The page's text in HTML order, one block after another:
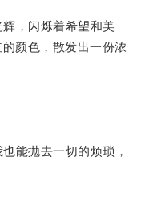
，闪烁着希望和美
颜色，散发出一份浓
能抛去一切的烦琐，